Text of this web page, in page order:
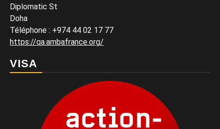
Diplomatic St
Doha
Téléphone : +974 44 02 17 77
https://qa.ambafrance.org/
VISA